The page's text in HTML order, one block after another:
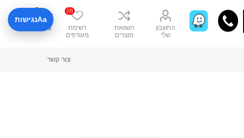
החשבון
שלי
השוואת
מוצרים
רשימת
מעודפים
(0)
₪0
צור קשר
Aaנגישות